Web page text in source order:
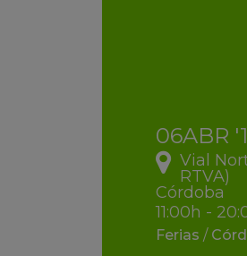
06ABR
Vial
RTVA)
Córdoba
11:00h -
Ferias /